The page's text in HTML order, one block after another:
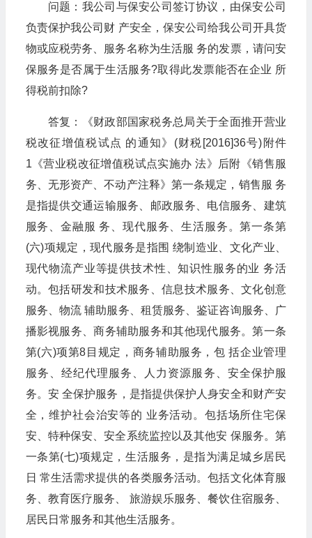
问题：我公司与保安公司签订协议，由保安公司
负责保护我公司财 产安全，保安公司给我公司开具货
物或应税劳务、服务名称为生活服 务的发票，请问安
保服务是否属于生活服务?取得此发票能否在企业 所
得税前扣除?
答复：《财政部国家税务总局关于全面推开营业
税改征增值税试点 的通知》(财税[2016]36号)附件
1《营业税改征增值税试点实施办 法》后附《销售服
务、无形资产、不动产注释》第一条规定，销售服 务
是指提供交通运输服务、邮政服务、电信服务、建筑
服务、金融服 务、现代服务、生活服务。第一条第
(六)项规定，现代服务是指围 绕制造业、文化产业、
现代物流产业等提供技术性、知识性服务的业 务活
动。包括研发和技术服务、信息技术服务、文化创意
服务、物流 辅助服务、租赁服务、鉴证咨询服务、广
播影视服务、商务辅助服务和其他现代服务。第一条
第(六)项第8目规定，商务辅助服务，包 括企业管理
服务、经纪代理服务、人力资源服务、安全保护服
务。安 全保护服务，是指提供保护人身安全和财产安
全，维护社会治安等的 业务活动。包括场所住宅保
安、特种保安、安全系统监控以及其他安 保服务。第
一条第(七)项规定，生活服务，是指为满足城乡居民
日 常生活需求提供的各类服务活动。包括文化体育服
务、教育医疗服务、 旅游娱乐服务、餐饮住宿服务、
居民日常服务和其他生活服务。